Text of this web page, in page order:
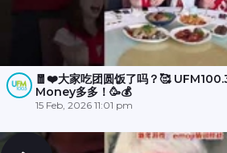
🧧❤️大家吃团圆饭了吗？🥰
Money多多！🥳💰
15 Feb, 2026 11:01 pm